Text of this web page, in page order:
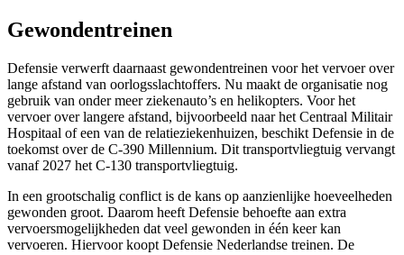
Gewondentreinen
Defensie verwerft daarnaast gewondentreinen voor het vervoer over
lange afstand van oorlogsslachtoffers. Nu maakt de organisatie nog
gebruik van onder meer ziekenauto’s en helikopters. Voor het
vervoer over langere afstand, bijvoorbeeld naar het Centraal Militair
Hospitaal of een van de relatieziekenhuizen, beschikt Defensie in de
toekomst over de C-390 Millennium. Dit transportvliegtuig vervangt
vanaf 2027 het C-130 transportvliegtuig.
In een grootschalig conflict is de kans op aanzienlijke hoeveelheden
gewonden groot. Daarom heeft Defensie behoefte aan extra
vervoersmogelijkheden dat veel gewonden in één keer kan
vervoeren. Hiervoor koopt Defensie Nederlandse treinen. De